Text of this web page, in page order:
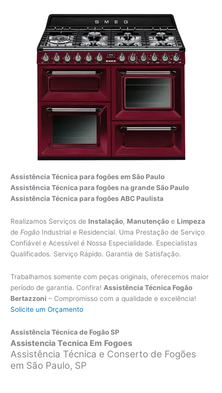
Assistência Técnica para fogões em São Paulo
Assistência Técnica para fogões na grande São Paulo
Assistência Técnica para fogões ABC Paulista
Realizamos Serviços de Instalação, Manutenção e Limpeza
de Fogão Industrial e Residencial. Uma Prestação de Serviço
Confiável e Acessível é Nossa Especialidade. Especialistas
Qualificados. Serviço Rápido. Garantia de Satisfação.
Trabalhamos somente com peças originais, oferecemos maior
período de garantia. Confira! Assistência Técnica Fogão
Bertazzoni – Compromisso com a qualidade e excelência!
Solicite um Orçamento
Assistência Técnica de Fogão SP
Assistencia Tecnica Em Fogoes
Assistência Técnica e Conserto de Fogões
em São Paulo, SP